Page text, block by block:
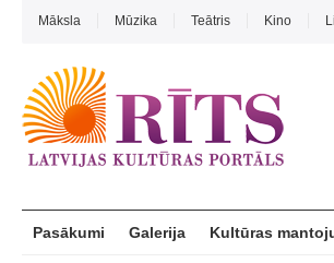
Māksla Mūzika Teātris Kino
Pasākumi Galerija Kultūras